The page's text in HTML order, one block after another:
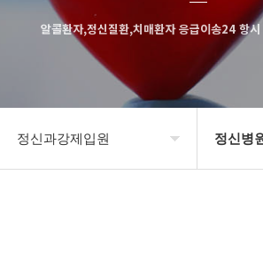
알콜환자,정신질환,치매환자 응급이송24 항
정신과강제입원 정신병